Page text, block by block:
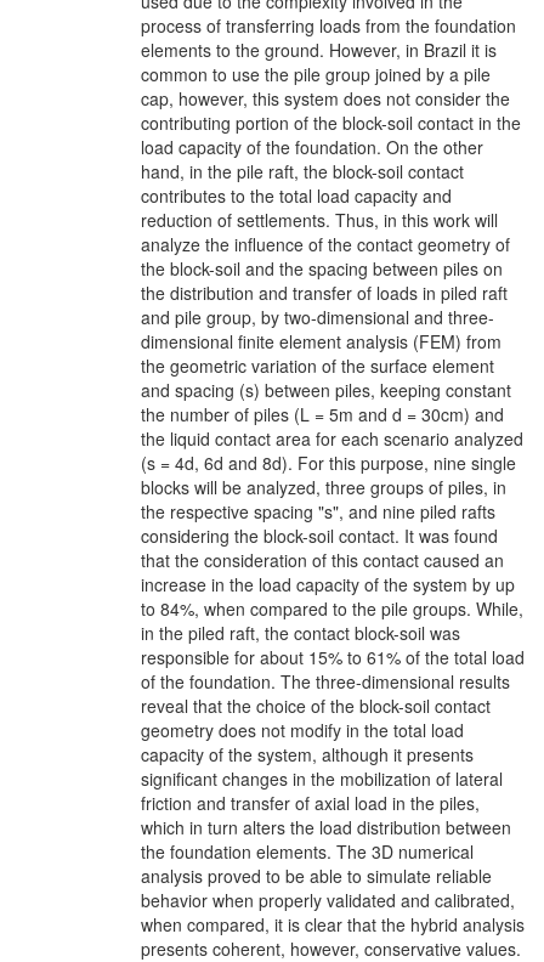
process of transferring loads from the foundation
elements to the ground. However, in Brazil it is
common to use the pile group joined by a pile
cap, however, this system does not consider the
contributing portion of the block-soil contact in the
load capacity of the foundation. On the other
hand, in the pile raft, the block-soil contact
contributes to the total load capacity and
reduction of settlements. Thus, in this work will
analyze the influence of the contact geometry of
the block-soil and the spacing between piles on
the distribution and transfer of loads in piled raft
and pile group, by two-dimensional and three-
dimensional finite element analysis (FEM) from
the geometric variation of the surface element
and spacing (s) between piles, keeping constant
the number of piles (L = 5m and d = 30cm) and
the liquid contact area for each scenario analyzed
(s = 4d, 6d and 8d). For this purpose, nine single
blocks will be analyzed, three groups of piles, in
the respective spacing "s", and nine piled rafts
considering the block-soil contact. It was found
that the consideration of this contact caused an
increase in the load capacity of the system by up
to 84%, when compared to the pile groups. While,
in the piled raft, the contact block-soil was
responsible for about 15% to 61% of the total load
of the foundation. The three-dimensional results
reveal that the choice of the block-soil contact
geometry does not modify in the total load
capacity of the system, although it presents
significant changes in the mobilization of lateral
friction and transfer of axial load in the piles,
which in turn alters the load distribution between
the foundation elements. The 3D numerical
analysis proved to be able to simulate reliable
behavior when properly validated and calibrated,
when compared, it is clear that the hybrid analysis
presents coherent, however, conservative values.